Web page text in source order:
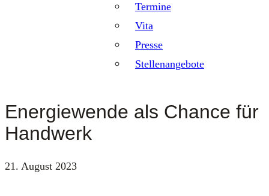
Termine
Vita
Presse
Stellenangebote
Energiewende als Chance für
Handwerk
21. August 2023